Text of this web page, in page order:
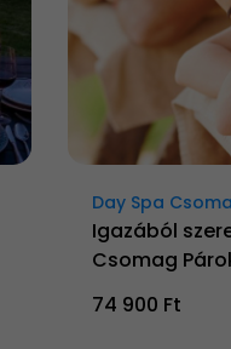
Day Spa
Igazából
Csomag
74 900 Ft